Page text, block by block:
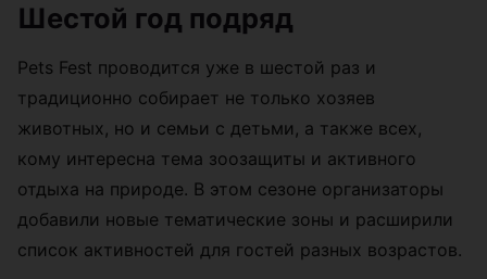
Шестой год подряд
Pets Fest проводится уже в шестой раз и
традиционно собирает не только хозяев
животных, но и семьи с детьми, а также всех,
кому интересна тема зоозащиты и активного
отдыха на природе. В этом сезоне организаторы
добавили новые тематические зоны и расширили
список активностей для гостей разных возрастов.